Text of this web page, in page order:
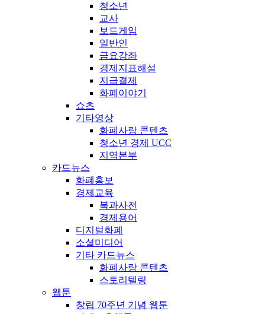
청소년
교사
보드게임
일반인
금요강좌
경제지표해설
지급결제
화폐이야기
쇼츠
기타영상
화폐사랑 콘텐츠
청소년 경제 UCC
지역본부
카드뉴스
화폐홍보
경제교육
복과사전
경제용어
디지털화폐
소셜미디어
기타 카드뉴스
화폐사랑 콘텐츠
스토리텔링
웹툰
창립 70주년 기념 웹툰